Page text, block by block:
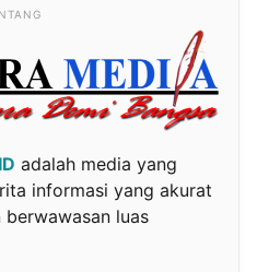
adalah media yang
informasi yang akurat
luas